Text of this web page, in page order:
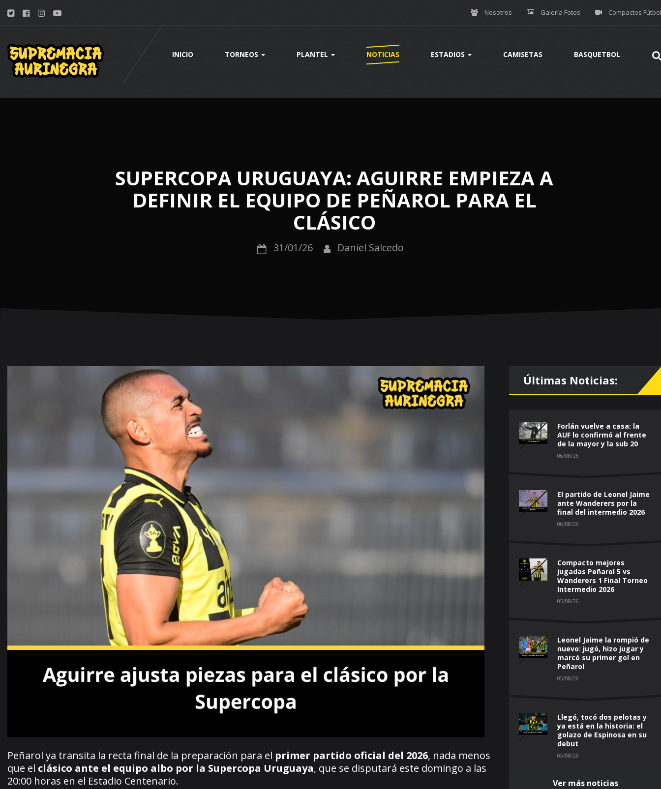
Nosotros Galería Fotos Compactos Fútbol
INICIO TORNEOS PLANTEL NOTICIAS ESTADIOS CAMISETAS BASQUETBOL
SUPERCOPA URUGUAYA: AGUIRRE EMPIEZA A
DEFINIR EL EQUIPO DE PEÑAROL PARA EL
CLÁSICO
31/01/26 Daniel Salcedo
Peñarol ya transita la recta final de la preparación para el primer partido oficial del 2026, nada menos
que el clásico ante el equipo albo por la Supercopa Uruguaya, que se disputará este domingo a las
20:00 horas en el Estadio Centenario.
Últimas Noticias:
Forlán vuelve a casa: la
AUF lo confirmó al frente
de la mayor y la sub 20
06/08/26
El partido de Leonel Jaime
ante Wanderers por la
final del intermedio 2026
06/08/26
Compacto mejores
jugadas Peñarol 5 vs
Wanderers 1 Final Torneo
Intermedio 2026
05/08/26
Leonel Jaime la rompió de
nuevo: jugó, hizo jugar y
marcó su primer gol en
Peñarol
05/08/26
Llegó, tocó dos pelotas y
ya está en la historia: el
golazo de Espinosa en su
debut
05/08/26
Ver más noticias